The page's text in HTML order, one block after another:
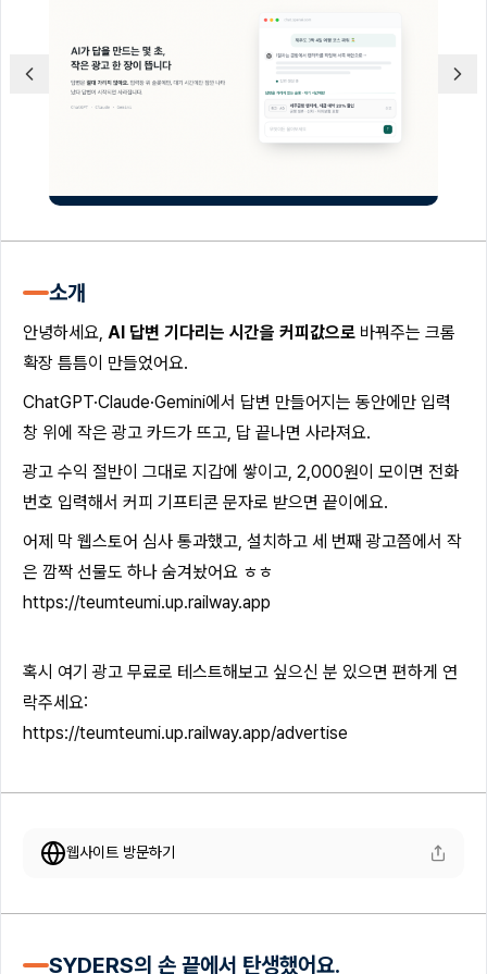
소개
안녕하세요, AI 답변 기다리는 시간을 커피값으로 바꿔주는 크롬
확장 틈틈이 만들었어요.
ChatGPT·Claude·Gemini에서 답변 만들어지는 동안에만 입력
창 위에 작은 광고 카드가 뜨고, 답 끝나면 사라져요.
광고 수익 절반이 그대로 지갑에 쌓이고, 2,000원이 모이면 전화
번호 입력해서 커피 기프티콘 문자로 받으면 끝이에요.
어제 막 웹스토어 심사 통과했고, 설치하고 세 번째 광고쯤에서 작
은 깜짝 선물도 하나 숨겨놨어요 ㅎㅎ
https://teumteumi.up.railway.app
혹시 여기 광고 무료로 테스트해보고 싶으신 분 있으면 편하게 연
락주세요:
https://teumteumi.up.railway.app/advertise
웹사이트 방문하기
SYDERS의 손 끝에서 탄생했어요.